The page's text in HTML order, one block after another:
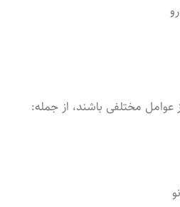
مختلفی باشند، از جمله: